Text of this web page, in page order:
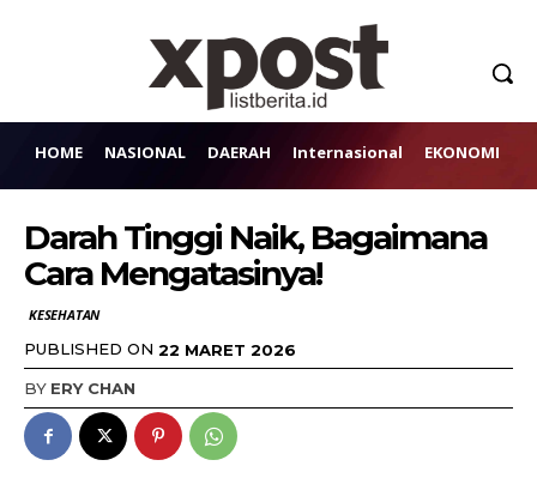
HOME NASIONAL DAERAH Internasional EKONOMI
Darah Tinggi Naik, Bagaimana
Cara Mengatasinya!
KESEHATAN
PUBLISHED ON 22 MARET 2026
BY ERY CHAN